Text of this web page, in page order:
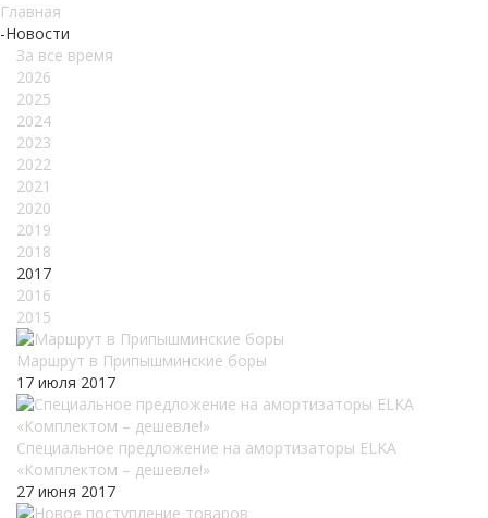
Главная
-Новости
За все время
2026
2025
2024
2023
2022
2021
2020
2019
2018
2017
2016
2015
Маршрут в Припышминские боры
17 июля 2017
Специальное предложение на амортизаторы ELKA
«Комплектом – дешевле!»
27 июня 2017